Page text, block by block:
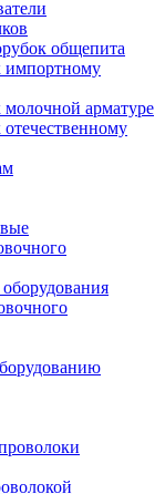
общепита
импортному
молочной арматуре